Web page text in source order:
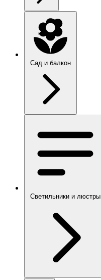
Сад и балкон
Светильники и люстры